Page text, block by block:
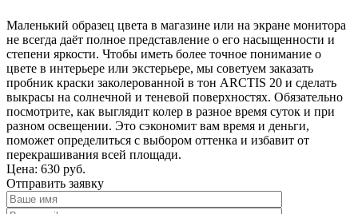
Маленький образец цвета в магазине или на экране монитора
не всегда даёт полное представление о его насыщенности и
степени яркости. Чтобы иметь более точное понимание о
цвете в интерьере или экстерьере, мы советуем заказать
пробник краски заколерованной в тон ARCTIS 20 и сделать
выкрасы на солнечной и теневой поверхностях. Обязательно
посмотрите, как выглядит колер в разное время суток и при
разном освещении. Это сэкономит вам время и деньги,
поможет определиться с выбором оттенка и избавит от
перекрашивания всей площади.
Цена: 630 руб.
Отправить заявку